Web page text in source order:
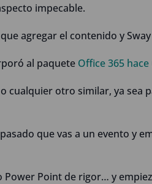
impecable.
agregar el contenido y
al paquete Office 365
cualquier otro similar, ya
que vas a un evento y
Power Point de rigor… y